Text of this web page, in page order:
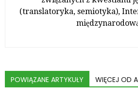
(translatoryka, semiotyka),
POWIĄZANE ARTYKUŁY WIĘCEJ OD